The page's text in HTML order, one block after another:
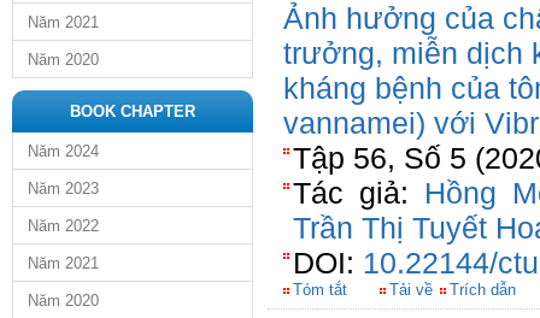
Năm 2021
Năm 2020
BOOK CHAPTER
Năm 2024
Năm 2023
Năm 2022
Năm 2021
Năm 2020
Ảnh hưởng của
trưởng, miễn dịch
kháng bệnh của
vannamei) với
Tập 56, Số 5
Tác giả: Hồng
Trần Thị Tuyết
DOI: 10.22144/
Tóm tắt Tải về Trích dẫn